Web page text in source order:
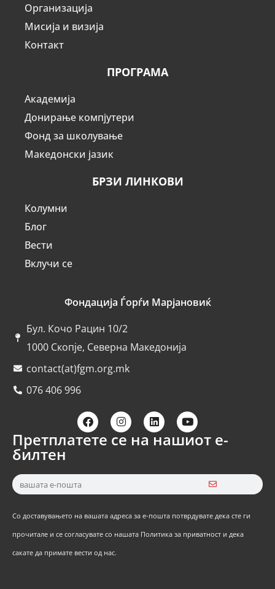
Организација
Мисија и визија
Контакт
ПРОГРАМА
Академија
Донирање компјутери
Фонд за школување
Македонски јазик
БРЗИ ЛИНКОВИ
Колумни
Блог
Вести
Вклучи се
Фондација Ѓорѓи Марјановиќ
Бул. Кочо Рацин 10/2
1000 Скопје, Северна Македонија
contact(at)fgm.org.mk
076 406 996
Претплатете се на нашиот е-
билтен
Со доставувањето на вашата адреса за е-пошта потврдувате дека сте ги
прочитале и се согласувате со нашата Политика за приватност и дека
сакате да примате вести од нас.